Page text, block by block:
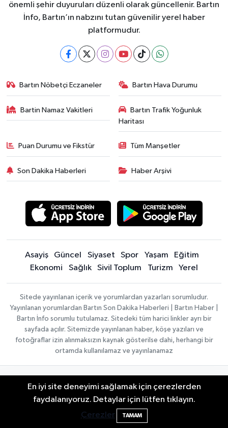
önemli şehir duyuruları düzenli olarak güncellenir. Bartın
İnfo, Bartın’ın nabzını tutan güvenilir yerel haber
platformudur.
Bartın Nöbetçi Eczaneler Bartın Hava Durumu
Bartin Namaz Vakitleri
Bartın Trafik Yoğunluk
Haritası
Puan Durumu ve Fikstür Tüm Manşetler
Son Dakika Haberleri Haber Arşivi
Asayiş Güncel Siyaset Spor Yaşam
Eğitim
Ekonomi
Sağlık Sivil Toplum Turizm Yerel
Sitede yayınlanan içerik ve yorumlardan yazarları sorumludur.
Yayınlanan yorumlardan Bartın Son Dakika Haberleri | Bartın Haber |
Bartın İnfo sorumlu tutulamaz. Sitedeki tüm harici linkler ayrı bir
sayfada açılır. Sitemizde yayınlanan haber, köşe yazıları ve
fotoğraflar izin alınmaksızın kaynak gösterilse dahi, herhangi bir
ortamda kullanılamaz ve yayınlanamaz
Siyaset
Yaşam Turizm
Eğitim
Magazin
Künye
Bartın Medya
Yazılımı:
Bilişim
En iyi site deneyimi sağlamak için çerezlerden
faydalanıyoruz. Detaylar için lütfen tıklayın.
Çerezler
TAMAM
2 Buzağı Hediyeli Bal Festivalinde Hande
Ünsal Sahne Alacak